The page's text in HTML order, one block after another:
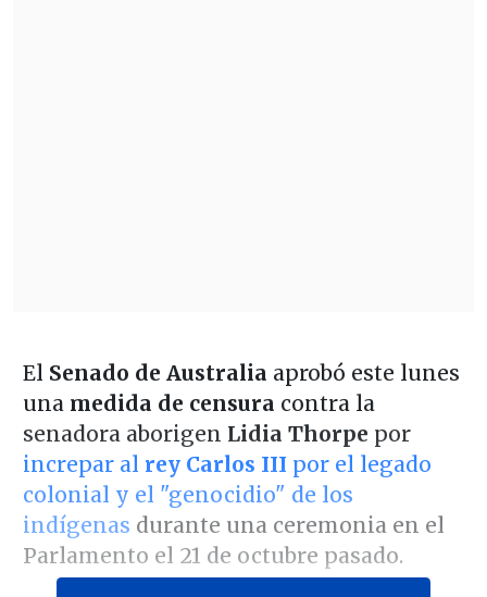
El Senado de Australia aprobó este lunes
una medida de censura contra la
senadora aborigen Lidia Thorpe por
increpar al rey Carlos III por el legado
colonial y el "genocidio" de los
indígenas durante una ceremonia en el
Parlamento el 21 de octubre pasado.